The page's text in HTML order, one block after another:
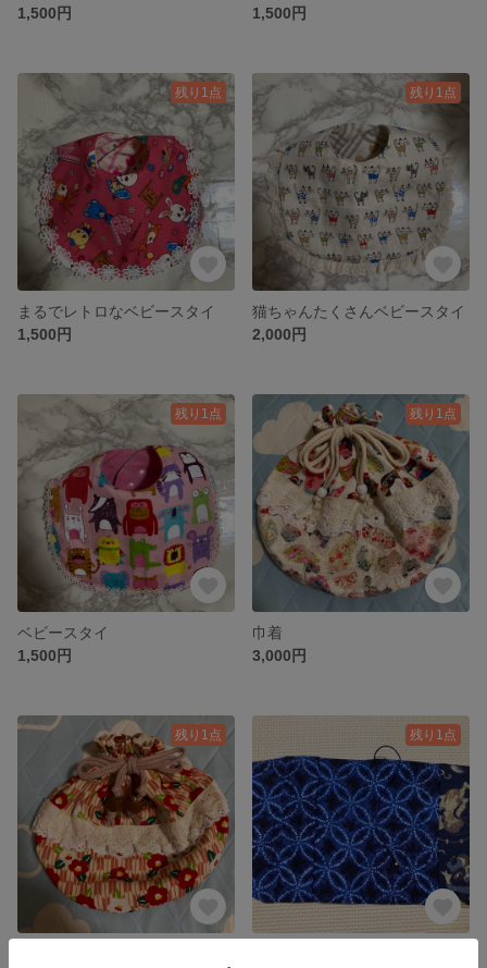
1,500円
1,500円
残り1点
まるでレトロなベビースタイ
1,500円
残り1点
猫ちゃんたくさんベビースタイ
2,000円
残り1点
ベビースタイ
1,500円
残り1点
巾着
3,000円
残り1点 残り1点